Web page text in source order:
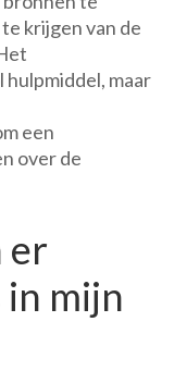
krijgen van de
maar
een
over de
er
in mijn